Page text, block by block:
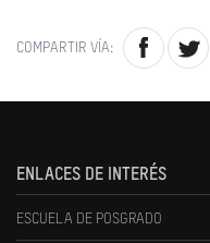
COMPARTIR VÍA:
ENLACES DE INTERÉS
ESCUELA DE POSGRADO